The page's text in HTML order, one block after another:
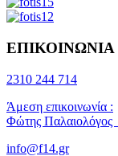
ΕΠΙΚΟΙΝΩΝΙΑ
2310 244 714
Άμεση επικοινωνία :
Φώτης Παλαιολόγος
info@f14.gr